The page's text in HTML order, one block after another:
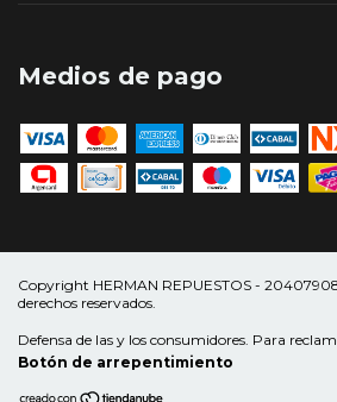
Medios de pago
Copyright HERMAN REPUESTOS -
derechos reservados.
Defensa de las y los consumidores. Para
Botón de arrepentimiento